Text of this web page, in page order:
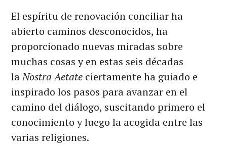
El espíritu de renovación conciliar ha
abierto caminos desconocidos, ha
proporcionado nuevas miradas sobre
muchas cosas y en estas seis décadas
laNostra Aetate ciertamente ha guiado e
inspirado los pasos para avanzar en el
camino del diálogo, suscitando primero el
conocimiento y luego la acogida entre las
varias religiones.